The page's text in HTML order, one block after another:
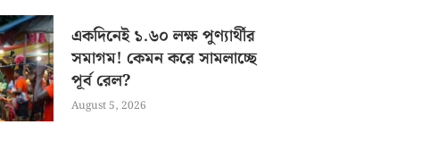
একদিনেই ১.৬০ লক্ষ পুণ্যার্থীর
সমাগম! কেমন করে সামলাচ্ছে
পূর্ব রেল?
August 5, 2026